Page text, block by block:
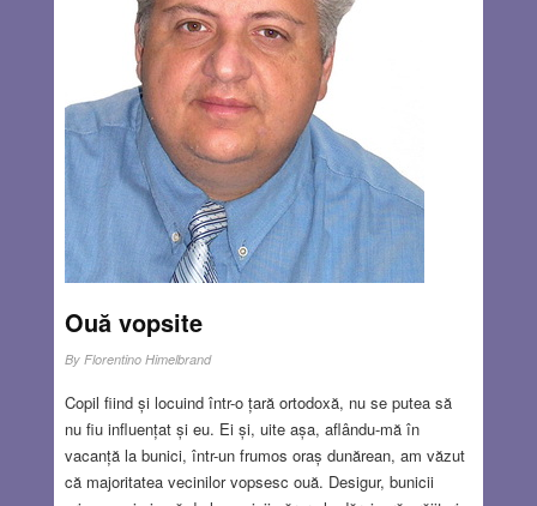
Ouă vopsite
By Florentino Himelbrand
Copil fiind și locuind într-o țară ortodoxă, nu se putea să
nu fiu influențat și eu. Ei și, uite așa, aflându-mă în
vacanță la bunici, într-un frumos oraș dunărean, am văzut
că majoritatea vecinilor vopsesc ouă. Desigur, bunicii